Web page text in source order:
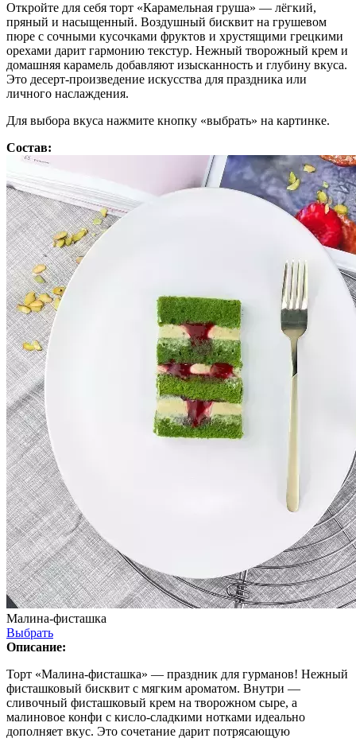
Откройте для себя торт «Карамельная груша» — лёгкий,
пряный и насыщенный. Воздушный бисквит на грушевом
пюре с сочными кусочками фруктов и хрустящими грецкими
орехами дарит гармонию текстур. Нежный творожный крем и
домашняя карамель добавляют изысканность и глубину вкуса.
Это десерт-произведение искусства для праздника или
личного наслаждения.
Для выбора вкуса нажмите кнопку «выбрать» на картинке.
Состав:
Малина-фисташка
Выбрать
Описание:
Торт «Малина-фисташка» — праздник для гурманов! Нежный
фисташковый бисквит с мягким ароматом. Внутри —
сливочный фисташковый крем на творожном сыре, а
малиновое конфи с кисло-сладкими нотками идеально
дополняет вкус. Это сочетание дарит потрясающую